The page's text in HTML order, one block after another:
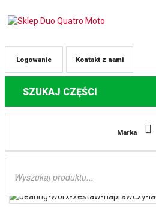
Kontakt z nami
Logowanie
SZUKAJ CZĘŚCI
Marka
Wyszukiwarka
Części do quadów Yamaha
BEARING WORX